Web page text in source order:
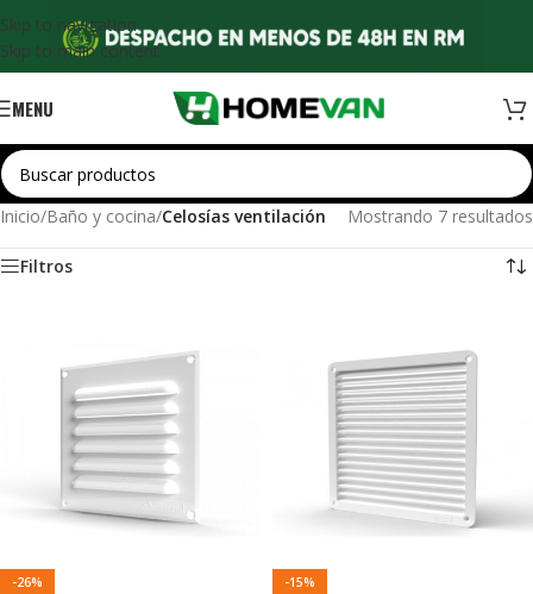
Skip to navigation
Skip to main content
MENU
Inicio/Baño y cocina/Celosías ventilación Mostrando 7 resultados
Filtros
-26% -15%